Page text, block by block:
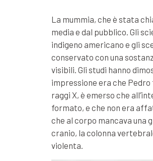
La mummia, che è stata
media e dal pubblico. Gli
indigeno americano e gli
conservato con una
visibili. Gli studi hanno
impressione era che Pedro
raggi X, è emerso che
formato, e che non era
che al corpo mancava una
cranio, la colonna
violenta.